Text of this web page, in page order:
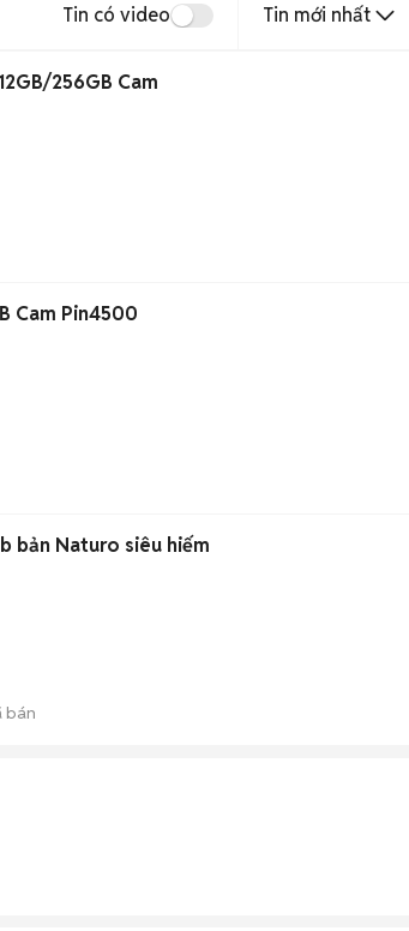
Tin có video Tin mới nhất
256GB Cam
Cam Pin4500
bản Naturo siêu hiếm
bán